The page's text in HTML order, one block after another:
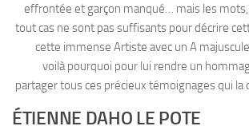
effrontée et garçon manqué… mais les
tout cas ne sont pas suffisants pour décrire
cette immense Artiste avec un A majuscule
voilà pourquoi pour lui rendre un
partager tous ces précieux témoignages qui
ÉTIENNE DAHO LE POTE